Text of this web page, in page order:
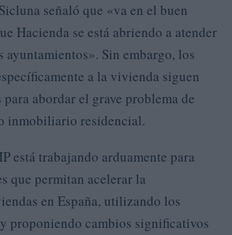
señaló que «va en el buen
Hacienda se está abriendo a atender
ayuntamientos». Sin embargo, los
a la vivienda siguen
abordar el grave problema de
inmobiliario residencial.
está trabajando arduamente para
que permitan acelerar la
en España, utilizando los
proponiendo cambios significativos